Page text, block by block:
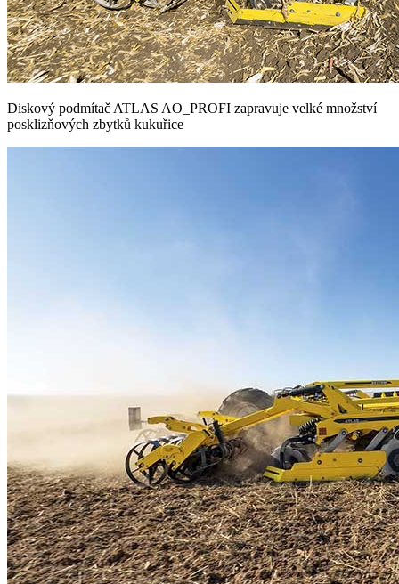
Diskový podmítač ATLAS AO_PROFI zapravuje velké množství
posklizňových zbytků kukuřice